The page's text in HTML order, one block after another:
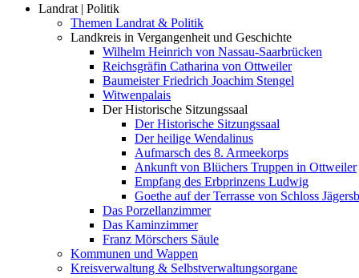
Landrat | Politik
Themen Landrat & Politik
Landkreis in Vergangenheit und Geschichte
Wilhelm Heinrich von Nassau-Saarbrücken
Reichsgräfin Catharina von Ottweiler
Baumeister Friedrich Joachim Stengel
Witwenpalais
Der Historische Sitzungssaal
Der Historische Sitzungssaal
Der heilige Wendalinus
Aufmarsch des 8. Armeekorps
Ankunft von Blüchers Truppen in Ottweiler
Empfang des Erbprinzens Ludwig
Goethe auf der Terrasse von Schloss
Das Porzellanzimmer
Das Kaminzimmer
Franz Mörschers Säule
Kommunen und Wappen
Kreisverwaltung & Selbstverwaltungsorgane